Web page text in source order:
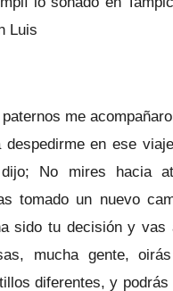
Luis
me
despedirme en ese
No mires hacia
tomado un nuevo
sido tu decisión y
mucha gente,
diferentes, y podrás